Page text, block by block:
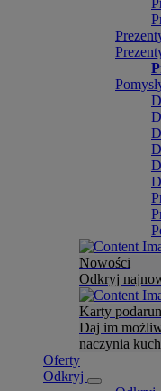
Nowości
Odkryj
Karty
Daj im
naczynia
Oferty
Odkryj